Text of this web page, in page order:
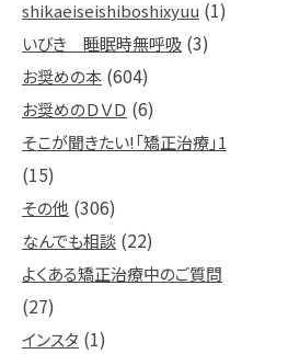
shikaeiseishiboshixyuu (1)
いびき 睡眠時無呼吸 (3)
お奨めの本 (604)
お奨めのＤＶＤ (6)
そこが聞きたい!「矯正治療」1
(15)
その他 (306)
なんでも相談 (22)
よくある矯正治療中のご質問
(27)
インスタ (1)